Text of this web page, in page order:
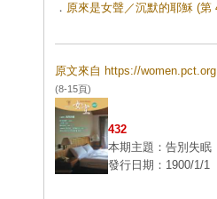
． 原來是女聲／沉默的耶穌 (第
原文來自 https://
(8-15頁)
432
本期主題：告別失眠
發行日期：1900/1/1